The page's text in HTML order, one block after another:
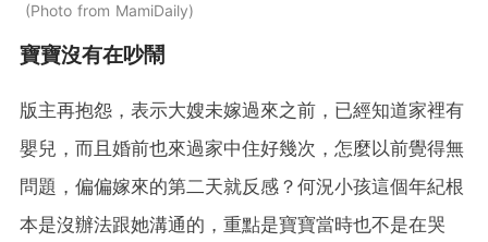
Photo from MamiDaily
寶寶沒有在吵鬧
版主再抱怨，表示大嫂未嫁過來之前，已經知道家裡有
嬰兒，而且婚前也來過家中住好幾次，怎麼以前覺得無
問題，偏偏嫁來的第二天就反感？何況小孩這個年紀根
本是沒辦法跟她溝通的，重點是寶寶當時也不是在哭